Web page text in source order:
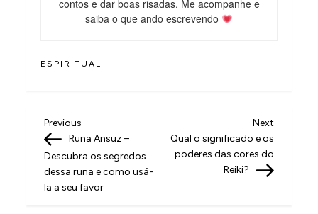
contos e dar boas risadas. Me acompanhe e
saiba o que ando escrevendo
ESPIRITUAL
N
a
v
e
Previous
Post
Previous
Runa Ansuz –
Descubra os segredos
dessa runa e como usá-
la a seu favor
Next
Post
Next
Qual o significado e os
poderes das cores do
Reiki?